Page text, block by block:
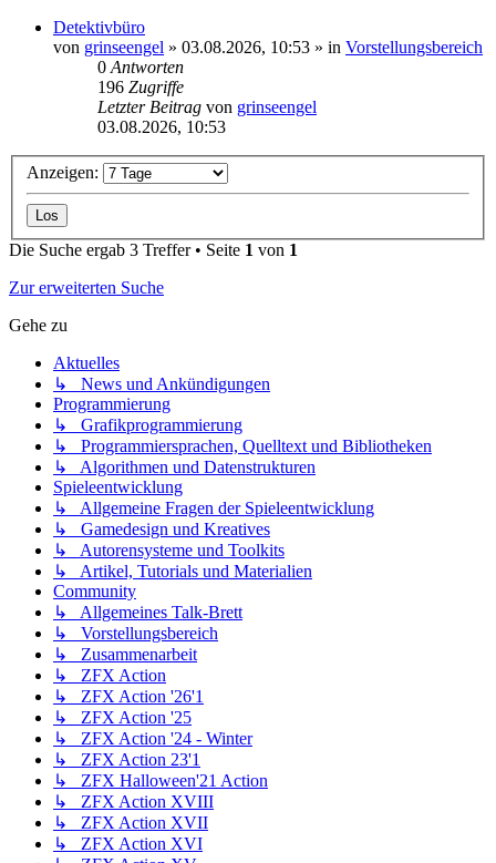
Detektivbüro
von grinseengel » 03.08.2026, 10:53 » in Vorstellungsbereich
0 Antworten
196 Zugriffe
Letzter Beitrag von grinseengel
03.08.2026, 10:53
Anzeigen:
Die Suche ergab 3 Treffer • Seite 1 von 1
Zur erweiterten Suche
Gehe zu
Aktuelles
↳ News und Ankündigungen
Programmierung
↳ Grafikprogrammierung
↳ Programmiersprachen, Quelltext und Bibliotheken
↳ Algorithmen und Datenstrukturen
Spieleentwicklung
↳ Allgemeine Fragen der Spieleentwicklung
↳ Gamedesign und Kreatives
↳ Autorensysteme und Toolkits
↳ Artikel, Tutorials und Materialien
Community
↳ Allgemeines Talk-Brett
↳ Vorstellungsbereich
↳ Zusammenarbeit
↳ ZFX Action
↳ ZFX Action '26'1
↳ ZFX Action '25
↳ ZFX Action '24 - Winter
↳ ZFX Action 23'1
↳ ZFX Halloween'21 Action
↳ ZFX Action XVIII
↳ ZFX Action XVII
↳ ZFX Action XVI